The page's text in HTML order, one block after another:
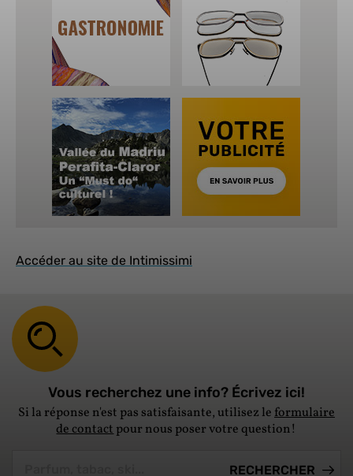
Accéder au site de Intimissimi
Vous recherchez une info? Écrivez ici!
Si la réponse n'est pas satisfaisante, utilisez leformulaire
de contactpour nous poser votre question!